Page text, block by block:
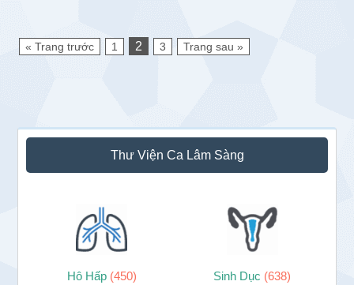
« Trang trước 1 2 3 Trang sau »
Sidebar
chính
Thư Viện Ca Lâm Sàng
Hô Hấp (450) Sinh Dục (638)